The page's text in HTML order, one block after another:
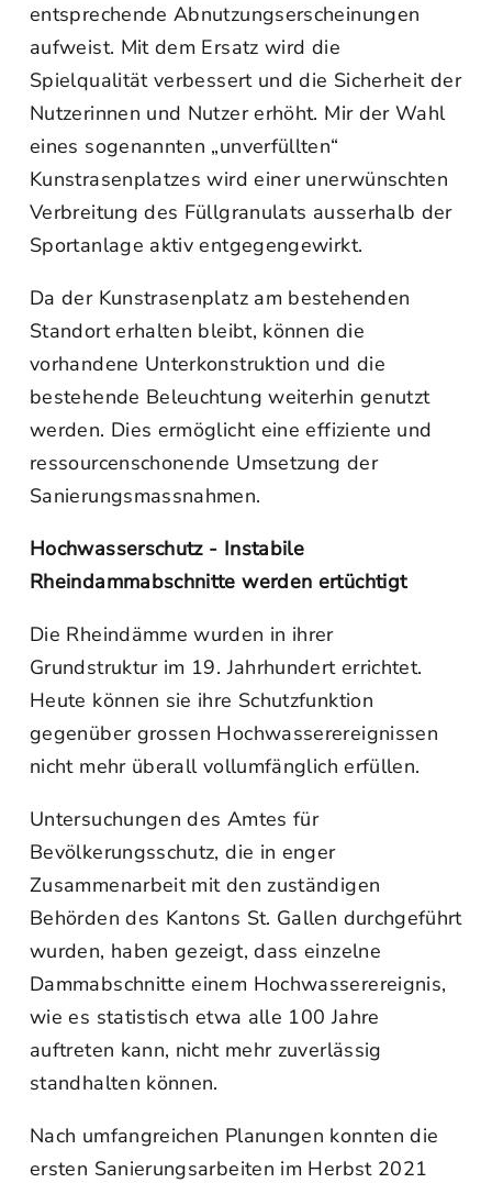
entsprechende Abnutzungserscheinungen
aufweist. Mit dem Ersatz wird die
Spielqualität verbessert und die Sicherheit der
Nutzerinnen und Nutzer erhöht. Mir der Wahl
eines sogenannten „unverfüllten“
Kunstrasenplatzes wird einer unerwünschten
Verbreitung des Füllgranulats ausserhalb der
Sportanlage aktiv entgegengewirkt.
Da der Kunstrasenplatz am bestehenden
Standort erhalten bleibt, können die
vorhandene Unterkonstruktion und die
bestehende Beleuchtung weiterhin genutzt
werden. Dies ermöglicht eine effiziente und
ressourcenschonende Umsetzung der
Sanierungsmassnahmen.
Hochwasserschutz - Instabile
Rheindammabschnitte werden ertüchtigt
Die Rheindämme wurden in ihrer
Grundstruktur im 19. Jahrhundert errichtet.
Heute können sie ihre Schutzfunktion
gegenüber grossen Hochwasserereignissen
nicht mehr überall vollumfänglich erfüllen.
Untersuchungen des Amtes für
Bevölkerungsschutz, die in enger
Zusammenarbeit mit den zuständigen
Behörden des Kantons St. Gallen durchgeführt
wurden, haben gezeigt, dass einzelne
Dammabschnitte einem Hochwasserereignis,
wie es statistisch etwa alle 100 Jahre
auftreten kann, nicht mehr zuverlässig
standhalten können.
Nach umfangreichen Planungen konnten die
ersten Sanierungsarbeiten im Herbst 2021